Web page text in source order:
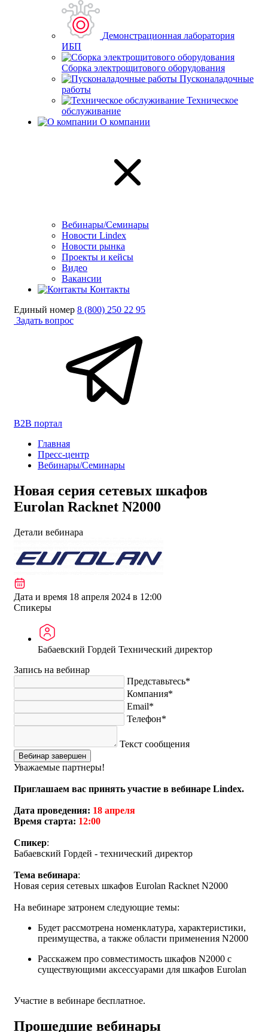
Демонстрационная лаборатория
ИБП
Сборка электрощитового оборудования
Пусконаладочные
работы
Техническое
обслуживание
О компании
Вебинары/Семинары
Новости Lindex
Новости рынка
Проекты и кейсы
Видео
Вакансии
Контакты
Единый номер 8 (800) 250 22 95
Задать вопрос
B2B портал
Главная
Пресс-центр
Вебинары/Семинары
Новая серия сетевых шкафов
Eurolan Racknet N2000
Детали вебинара
Дата и время 18 апреля 2024 в 12:00
Спикеры
Бабаевский Гордей Технический директор
Запись на вебинар
Представьтесь*
Компания*
Email*
Телефон*
Текст сообщения
Вебинар завершен
Уважаемые партнеры!
Приглашаем вас принять участие в вебинаре Lindex.
Дата проведения: 18 апреля
Время старта: 12:00
Спикер:
Бабаевский Гордей - технический директор
Тема вебинара:
Новая серия сетевых шкафов Eurolan Racknet N2000
На вебинаре затронем следующие темы:
Будет рассмотрена номенклатура, характеристики,
преимущества, а также области применения N2000
Расскажем про совместимость шкафов N2000 с
существующими аксессуарами для шкафов Eurolan
Участие в вебинаре бесплатное.
Прошедшие вебинары